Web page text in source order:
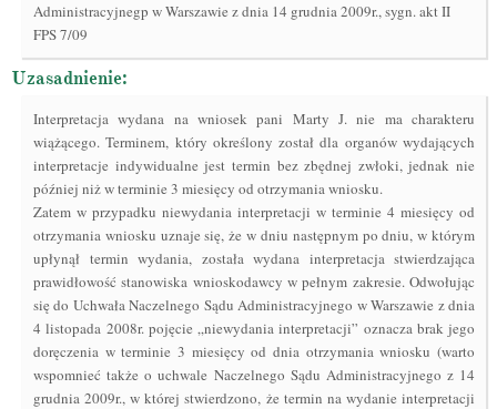
Administracyjnegp w Warszawie z dnia 14 grudnia 2009r., sygn. akt II
FPS 7/09
Uzasadnienie:
Interpretacja wydana na wniosek pani Marty J. nie ma charakteru
wiążącego. Terminem, który określony został dla organów wydających
interpretacje indywidualne jest termin bez zbędnej zwłoki, jednak nie
później niż w terminie 3 miesięcy od otrzymania wniosku.
Zatem w przypadku niewydania interpretacji w terminie 4 miesięcy od
otrzymania wniosku uznaje się, że w dniu następnym po dniu, w którym
upłynął termin wydania, została wydana interpretacja stwierdzająca
prawidłowość stanowiska wnioskodawcy w pełnym zakresie. Odwołując
się do Uchwała Naczelnego Sądu Administracyjnego w Warszawie z dnia
4 listopada 2008r. pojęcie „niewydania interpretacji” oznacza brak jego
doręczenia w terminie 3 miesięcy od dnia otrzymania wniosku (warto
wspomnieć także o uchwale Naczelnego Sądu Administracyjnego z 14
grudnia 2009r., w której stwierdzono, że termin na wydanie interpretacji